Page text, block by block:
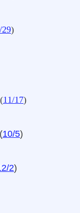
29)
(11/17)
10/5)
2)